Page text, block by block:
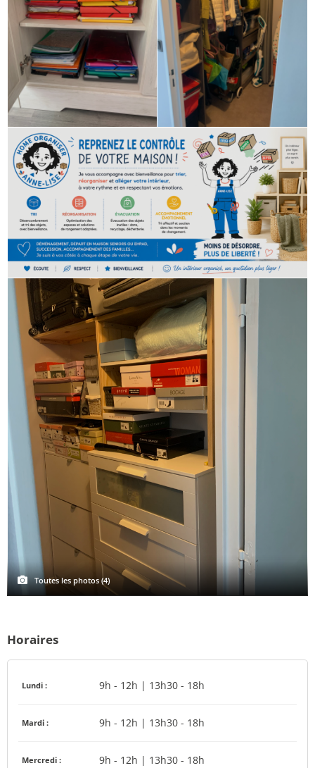
Toutes les photos (4)
Horaires
Lundi : 9h - 12h | 13h30 - 18h
Mardi : 9h - 12h | 13h30 - 18h
Mercredi : 9h - 12h | 13h30 - 18h